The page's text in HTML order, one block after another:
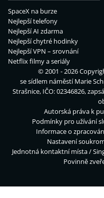
SpaceX na burze
Nejlepší telefony
Nejlepší AI zdarma
Nejlepší chytré hodinky
Nejlepší VPN – srovnání
Netflix filmy a seriály
© 2001 - 2026
se sídlem náměstí Marie
Strašnice, IČO: 02346826,
Autorská práva k
Podmínky pro užívání
Informace o
Nastavení
Jednotná kontaktní místa /
Povinně